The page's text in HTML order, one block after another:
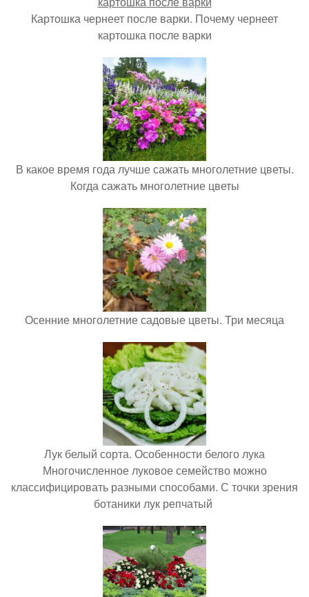
Картошка чернеет после варки. Почему чернеет
картошка после варки
В какое время года лучше сажать многолетние цветы.
Когда сажать многолетние цветы
Осенние многолетние садовые цветы. Три месяца
Лук белый сорта. Особенности белого лука
Многочисленное луковое семейство можно
классифицировать разными способами. С точки зрения
ботаники лук репчатый